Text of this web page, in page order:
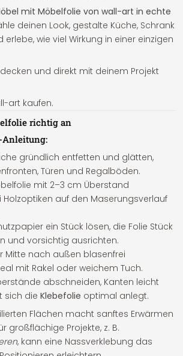
mit Möbelfolie von wall-art in echte
deinen Look, gestalte Küche, Schrank
erlebe, wie viel Wirkung in einer einzigen
und direkt mit deinem Projekt
art kaufen.
richtig an
gründlich entfetten und glätten,
Türen und Regalböden.
mit 2–3 cm Überstand
Holzoptiken auf den Maserungsverlauf
ein Stück lösen, die Folie Stück
und vorsichtig ausrichten.
Mitte nach außen blasenfrei
mit Rakel oder weichem Tuch.
abschneiden, Kanten leicht
sich die Klebefolie optimal anlegt.
Flächen macht sanftes Erwärmen
großflächige Projekte, z. B.
, kann eine Nassverklebung das